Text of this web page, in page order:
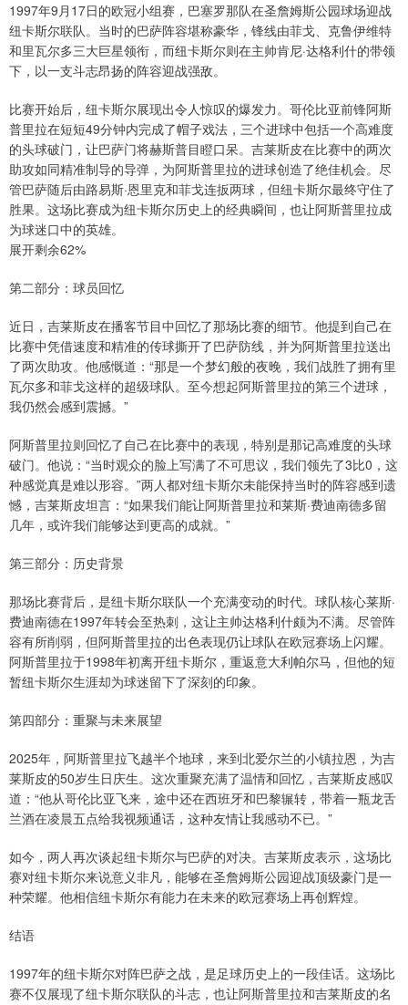
1997年9月17日的欧冠小组赛，巴塞罗那队在圣詹姆斯公园球场迎战
纽卡斯尔联队。当时的巴萨阵容堪称豪华，锋线由菲戈、克鲁伊维特
和里瓦尔多三大巨星领衔，而纽卡斯尔则在主帅肯尼·达格利什的带领
下，以一支斗志昂扬的阵容迎战强敌。
比赛开始后，纽卡斯尔展现出令人惊叹的爆发力。哥伦比亚前锋阿斯
普里拉在短短49分钟内完成了帽子戏法，三个进球中包括一个高难度
的头球破门，让巴萨门将赫斯普目瞪口呆。吉莱斯皮在比赛中的两次
助攻如同精准制导的导弹，为阿斯普里拉的进球创造了绝佳机会。尽
管巴萨随后由路易斯·恩里克和菲戈连扳两球，但纽卡斯尔最终守住了
胜果。这场比赛成为纽卡斯尔历史上的经典瞬间，也让阿斯普里拉成
为球迷口中的英雄。
展开剩余62%
第二部分：球员回忆
近日，吉莱斯皮在播客节目中回忆了那场比赛的细节。他提到自己在
比赛中凭借速度和精准的传球撕开了巴萨防线，并为阿斯普里拉送出
了两次助攻。他感慨道：“那是一个梦幻般的夜晚，我们战胜了拥有里
瓦尔多和菲戈这样的超级球队。至今想起阿斯普里拉的第三个进球，
我仍然会感到震撼。”
阿斯普里拉则回忆了自己在比赛中的表现，特别是那记高难度的头球
破门。他说：“当时观众的脸上写满了不可思议，我们领先了3比0，这
种感觉真是难以形容。”两人都对纽卡斯尔未能保持当时的阵容感到遗
憾，吉莱斯皮坦言：“如果我们能让阿斯普里拉和莱斯·费迪南德多留
几年，或许我们能够达到更高的成就。”
第三部分：历史背景
那场比赛背后，是纽卡斯尔联队一个充满变动的时代。球队核心莱斯·
费迪南德在1997年转会至热刺，这让主帅达格利什颇为不满。尽管阵
容有所削弱，但阿斯普里拉的出色表现仍让球队在欧冠赛场上闪耀。
阿斯普里拉于1998年初离开纽卡斯尔，重返意大利帕尔马，但他的短
暂纽卡斯尔生涯却为球迷留下了深刻的印象。
第四部分：重聚与未来展望
2025年，阿斯普里拉飞越半个地球，来到北爱尔兰的小镇拉恩，为吉
莱斯皮的50岁生日庆生。这次重聚充满了温情和回忆，吉莱斯皮感叹
道：“他从哥伦比亚飞来，途中还在西班牙和巴黎辗转，带着一瓶龙舌
兰酒在凌晨五点给我视频通话，这种友情让我感动不已。”
如今，两人再次谈起纽卡斯尔与巴萨的对决。吉莱斯皮表示，这场比
赛对纽卡斯尔来说意义非凡，能够在圣詹姆斯公园迎战顶级豪门是一
种荣耀。他相信纽卡斯尔有能力在未来的欧冠赛场上再创辉煌。
结语
1997年的纽卡斯尔对阵巴萨之战，是足球历史上的一段佳话。这场比
赛不仅展现了纽卡斯尔联队的斗志，也让阿斯普里拉和吉莱斯皮的名